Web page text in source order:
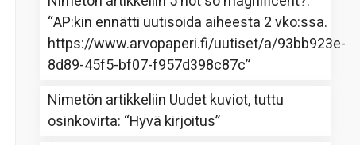
“AP:kin ennätti uutisoida aiheesta 2 vko:ssa.
https://www.arvopaperi.fi/uutiset/a/93bb923e-
8d89-45f5-bf07-f957d398c87c”
Nimetön artikkeliin Uudet kuviot, tuttu
osinkovirta: “Hyvä kirjoitus”